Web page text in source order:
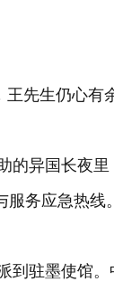
先生仍心有
的异国长夜里
务应急热线。
到驻墨使馆